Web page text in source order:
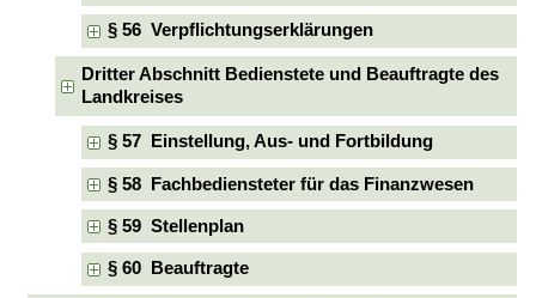
§ 56 Verpflichtungserklärungen
Dritter Abschnitt Bedienstete und Beauftragte des
Landkreises
§ 57 Einstellung, Aus- und Fortbildung
§ 58 Fachbediensteter für das Finanzwesen
§ 59 Stellenplan
§ 60 Beauftragte